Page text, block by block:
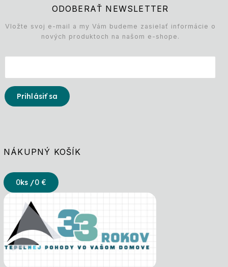
ODOBERAŤ NEWSLETTER
Vložte svoj e-mail a my Vám budeme zasielať informácie o
nových produktoch na našom e-shope.
Prihlásiť sa
NÁKUPNÝ KOŠÍK
0ks /0 €